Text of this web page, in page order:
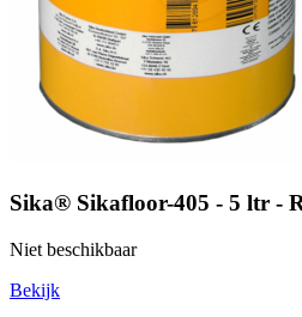
Sika® Sikafloor-405 - 5 ltr -
Niet beschikbaar
Bekijk